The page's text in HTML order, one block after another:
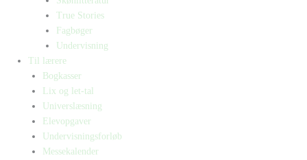
True Stories
Fagbøger
Undervisning
Til lærere
Bogkasser
Lix og let-tal
Universlæsning
Elevopgaver
Undervisningsforløb
Messekalender